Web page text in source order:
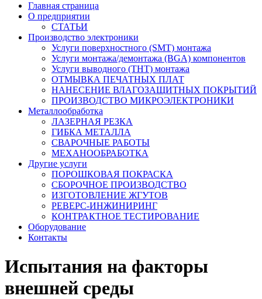
Главная страница
О предприятии
СТАТЬИ
Производство электроники
Услуги поверхностного (SMT) монтажа
Услуги монтажа/демонтажа (BGA) компонентов
Услуги выводного (THT) монтажа
ОТМЫВКА ПЕЧАТНЫХ ПЛАТ
НАНЕСЕНИЕ ВЛАГОЗАЩИТНЫХ ПОКРЫТИЙ
ПРОИЗВОДСТВО МИКРОЭЛЕКТРОНИКИ
Металлообработка
ЛАЗЕРНАЯ РЕЗКА
ГИБКА МЕТАЛЛА
СВАРОЧНЫЕ РАБОТЫ
МЕХАНООБРАБОТКА
Другие услуги
ПОРОШКОВАЯ ПОКРАСКА
СБОРОЧНОЕ ПРОИЗВОДСТВО
ИЗГОТОВЛЕНИЕ ЖГУТОВ
РЕВЕРС-ИНЖИНИРИНГ
КОНТРАКТНОЕ ТЕСТИРОВАНИЕ
Оборудование
Контакты
Испытания на факторы
внешней среды